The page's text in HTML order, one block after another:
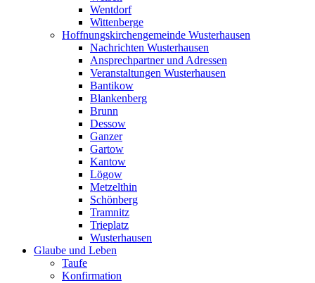
Wentdorf
Wittenberge
Hoffnungskirchengemeinde Wusterhausen
Nachrichten Wusterhausen
Ansprechpartner und Adressen
Veranstaltungen Wusterhausen
Bantikow
Blankenberg
Brunn
Dessow
Ganzer
Gartow
Kantow
Lögow
Metzelthin
Schönberg
Tramnitz
Trieplatz
Wusterhausen
Glaube und Leben
Taufe
Konfirmation